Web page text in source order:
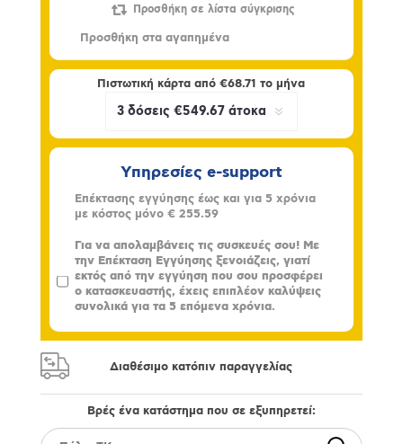
Πιστωτική κάρτα από€68.71 το μήνα
Υπηρεσίες e-support
Επέκτασης εγγύησης έως και για 5 χρόνια
με κόστος μόνο € 255.59
Για να απολαμβάνεις τις συσκευές σου! Με
την Επέκταση Εγγύησης ξενοιάζεις, γιατί
εκτός από την εγγύηση που σου προσφέρει
ο κατασκευαστής, έχεις επιπλέον καλύψεις
συνολικά για τα 5 επόμενα χρόνια.
Διαθέσιμο κατόπιν παραγγελίας
Βρές ένα κατάστημα που σε εξυπηρετεί: